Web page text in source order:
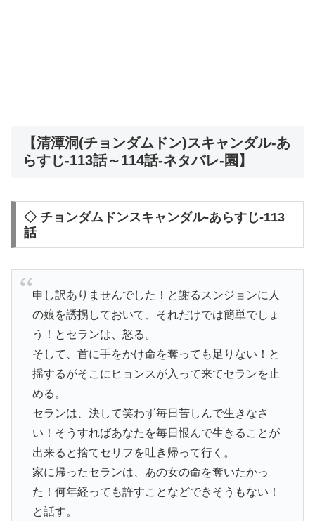
【清潭洞(チョンダムドン)スキャンダル-あ
らすじ-113話～114話-ネタバレ-園】
◇ チョンダムドンスキャンダル-あらすじ-113
話
申し訳ありませんでした！と謝るスンジョンに人
の娘を誘拐しておいて、それだけでは簡単でしょ
う！とセランは、怒る。
そして、首に手をかけ命を奪っても足りない！と
揺するがそこにヒョンスが入って来てセランを止
める。
セランは、決して笑わず毎日苦しんで生きなさ
い！そうすればあなたを毎日恨んで生きることが
出来ると捨てセリフを吐き帰って行く。
家に帰ったセランは、あの女の命を奪いたかっ
た！何年経っても許すことなどできそうもない！
と話す。